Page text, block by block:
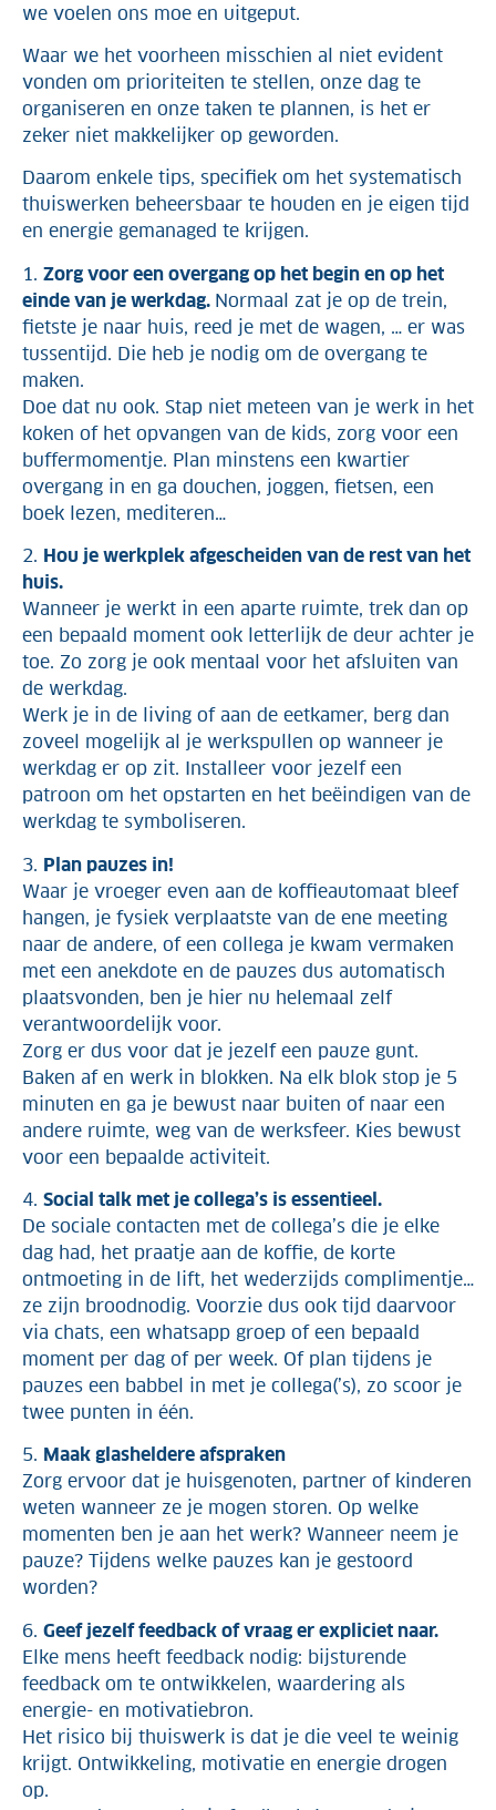
we voelen ons moe en uitgeput.
Waar we het voorheen misschien al niet evident
vonden om prioriteiten te stellen, onze dag te
organiseren en onze taken te plannen, is het er
zeker niet makkelijker op geworden.
Daarom enkele tips, specifiek om het systematisch
thuiswerken beheersbaar te houden en je eigen tijd
en energie gemanaged te krijgen.
1. Zorg voor een overgang op het begin en op het
einde van je werkdag. Normaal zat je op de trein,
fietste je naar huis, reed je met de wagen, … er was
tussentijd. Die heb je nodig om de overgang te
maken.
Doe dat nu ook. Stap niet meteen van je werk in het
koken of het opvangen van de kids, zorg voor een
buffermomentje. Plan minstens een kwartier
overgang in en ga douchen, joggen, fietsen, een
boek lezen, mediteren…
2. Hou je werkplek afgescheiden van de rest van het
huis.
Wanneer je werkt in een aparte ruimte, trek dan op
een bepaald moment ook letterlijk de deur achter je
toe. Zo zorg je ook mentaal voor het afsluiten van
de werkdag.
Werk je in de living of aan de eetkamer, berg dan
zoveel mogelijk al je werkspullen op wanneer je
werkdag er op zit. Installeer voor jezelf een
patroon om het opstarten en het beëindigen van de
werkdag te symboliseren.
3. Plan pauzes in!
Waar je vroeger even aan de koffieautomaat bleef
hangen, je fysiek verplaatste van de ene meeting
naar de andere, of een collega je kwam vermaken
met een anekdote en de pauzes dus automatisch
plaatsvonden, ben je hier nu helemaal zelf
verantwoordelijk voor.
Zorg er dus voor dat je jezelf een pauze gunt.
Baken af en werk in blokken. Na elk blok stop je 5
minuten en ga je bewust naar buiten of naar een
andere ruimte, weg van de werksfeer. Kies bewust
voor een bepaalde activiteit.
4. Social talk met je collega’s is essentieel.
De sociale contacten met de collega’s die je elke
dag had, het praatje aan de koffie, de korte
ontmoeting in de lift, het wederzijds complimentje…
ze zijn broodnodig. Voorzie dus ook tijd daarvoor
via chats, een whatsapp groep of een bepaald
moment per dag of per week. Of plan tijdens je
pauzes een babbel in met je collega(’s), zo scoor je
twee punten in één.
5. Maak glasheldere afspraken
Zorg ervoor dat je huisgenoten, partner of kinderen
weten wanneer ze je mogen storen. Op welke
momenten ben je aan het werk? Wanneer neem je
pauze? Tijdens welke pauzes kan je gestoord
worden?
6. Geef jezelf feedback of vraag er expliciet naar.
Elke mens heeft feedback nodig: bijsturende
feedback om te ontwikkelen, waardering als
energie- en motivatiebron.
Het risico bij thuiswerk is dat je die veel te weinig
krijgt. Ontwikkeling, motivatie en energie drogen
op.